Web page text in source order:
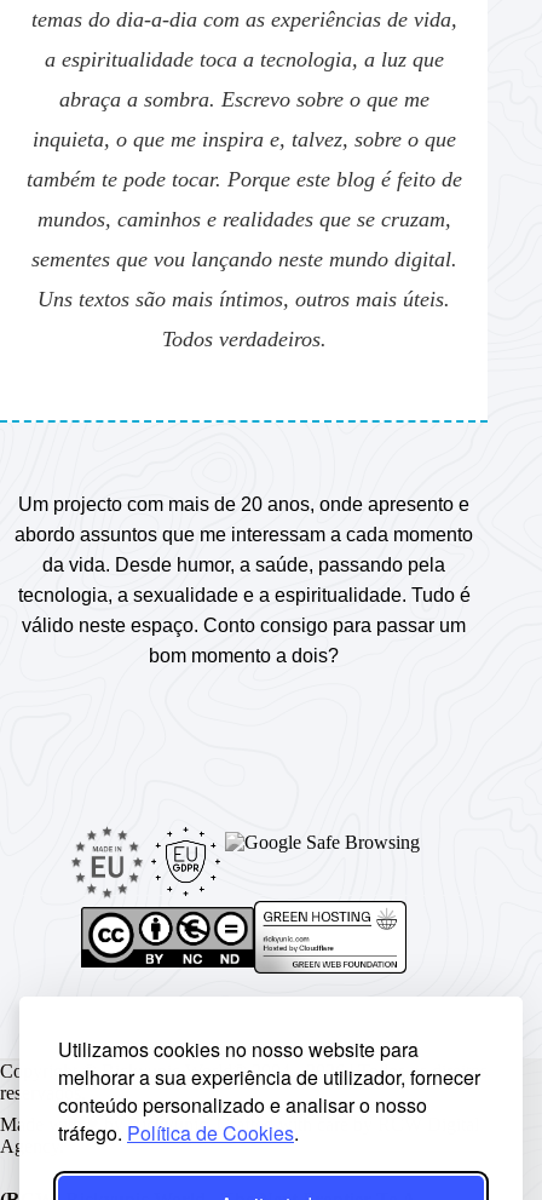
Utilizamos cookies no nosso website para
melhorar a sua experiência de utilizador, fornecer
conteúdo personalizado e analisar o nosso
tráfego. Política de Cookies.
temas do dia-a-dia com as experiências de vida,
a espiritualidade toca a tecnologia, a luz que
abraça a sombra. Escrevo sobre o que me
inquieta, o que me inspira e, talvez, sobre o que
também te pode tocar. Porque este blog é feito de
mundos, caminhos e realidades que se cruzam,
sementes que vou lançando neste mundo digital.
Uns textos são mais íntimos, outros mais úteis.
Todos verdadeiros.
Um projecto com mais de 20 anos, onde apresento e
abordo assuntos que me interessam a cada momento
da vida. Desde humor, a saúde, passando pela
tecnologia, a sexualidade e a espiritualidade. Tudo é
válido neste espaço. Conto consigo para passar um
bom momento a dois?
Copyright © Rickyunic World® 2004 - 2026 | Todos os direitos
reservados.
Made with ♥ by Rickyunic . Crafted with care by
Agency .